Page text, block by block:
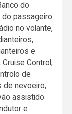
do
do passageiro
no volante,
e
Control,
de
de nevoeiro,
assistido
e